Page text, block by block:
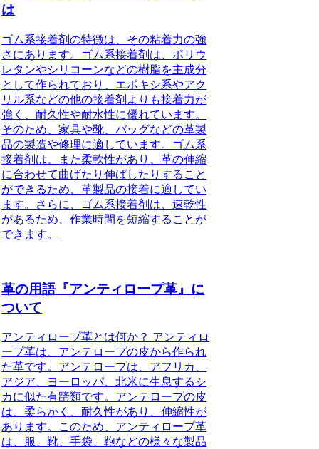
は
ゴム系接着剤の特徴は、その粘着力の強
さにあります。ゴム系接着剤は、ポリウ
レタンやシリコーンなどの樹脂を主成分
として作られており、エポキシ系やアク
リル系などの他の接着剤よりも接着力が
強く、耐久性や耐水性に優れています。
そのため、家具や靴、バッグなどの革製
品の製造や修理に適しています。ゴム系
接着剤は、また柔軟性があり、革の伸縮
に合わせて曲げたり伸ばしたりすること
ができるため、革製品の接着に適してい
ます。さらに、ゴム系接着剤は、速乾性
があるため、作業時間を短縮することが
できます。
革の用語『アンティロープ革』に
ついて
アンティロープ革とは何か？ アンティロ
ープ革は、アンテロープの皮から作られ
た革です。アンテロープは、アフリカ、
アジア、ヨーロッパ、北米に生息するシ
カに似た有蹄類です。アンテロープの皮
は、柔らかく、耐久性があり、伸縮性が
あります。このため、アンティロープ革
は、服、靴、手袋、鞄などの様々な製品